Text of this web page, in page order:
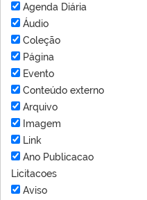
Agenda Diária
Áudio
Coleção
Página
Evento
Conteúdo externo
Arquivo
Imagem
Link
Ano Publicacao
Licitacoes
Aviso